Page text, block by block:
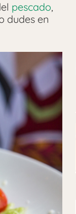
pescado,
dudes en